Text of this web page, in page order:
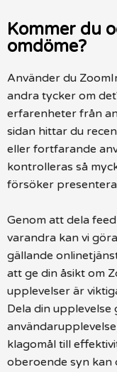
Kommer du
omdöme?
Använder du
andra tycker om
erfarenheter från
sidan hittar du
eller fortfarande
kontrolleras så
försöker
Genom att dela
varandra kan vi
gällande
att ge din åsikt om
upplevelser är
Dela din
klagomål till
oberoende syn kan